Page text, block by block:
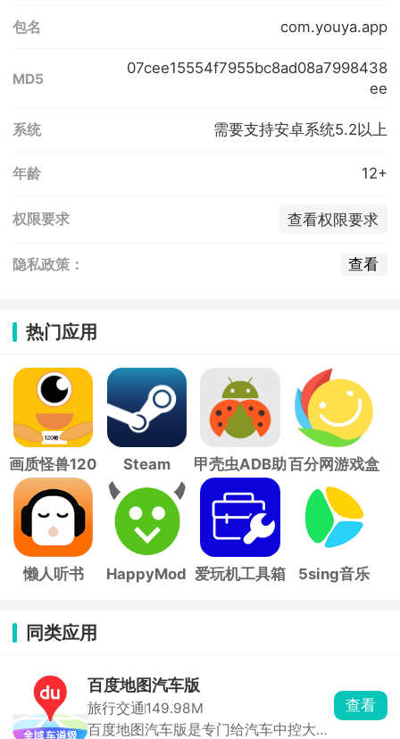
包名 com.youya.app
MD5
07cee15554f7955bc8ad08a7998438
ee
系统 需要支持安卓系统5.2以上
年龄 12+
权限要求 查看权限要求
隐私政策： 查看
热门应用
画质怪兽120
帧
Steam
甲壳虫ADB助
手
百分网游戏盒
子
懒人听书 HappyMod 爱玩机工具箱 5sing音乐
同类应用
百度地图汽车版
旅行交通 149.98M
百度地图汽车版是专门给汽车中控大屏
查看